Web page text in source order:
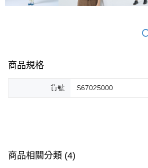
商品規格
貨號 S67025000
商品相關分類 (4)